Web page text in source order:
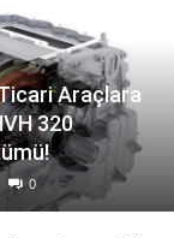
Araçlara
320
0